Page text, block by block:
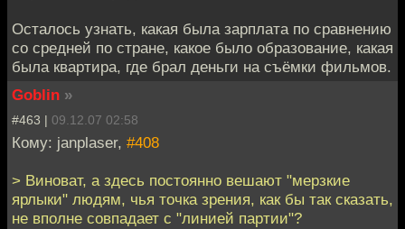
Осталось узнать, какая была зарплата по сравнению
со средней по стране, какое было образование, какая
была квартира, где брал деньги на съёмки фильмов.
Goblin »
#463 | 09.12.07 02:58
Кому: janplaser, #408
> Виноват, а здесь постоянно вешают "мерзкие
ярлыки" людям, чья точка зрения, как бы так сказать,
не вполне совпадает с "линией партии"?